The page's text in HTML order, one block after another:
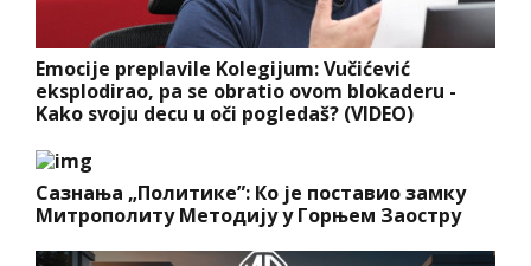
Emocije preplavile Kolegijum: Vučićević
eksplodirao, pa se obratio ovom blokaderu -
Kako svoju decu u oči pogledaš? (VIDEO)
Сазнања „Политике”: Ко је поставио замку
Митрополиту Методију у Горњем Заостру